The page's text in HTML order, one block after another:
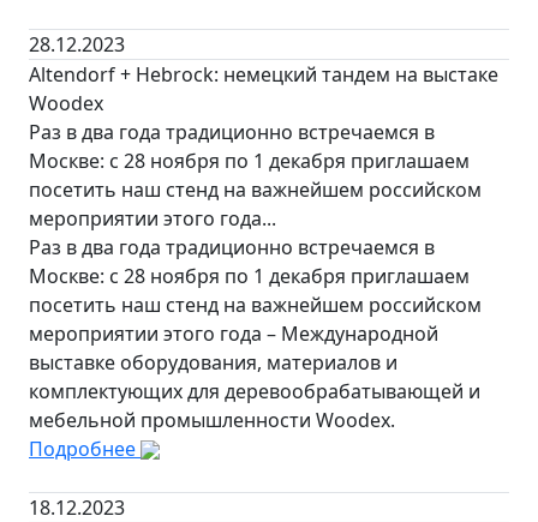
28.12.2023
Altendorf + Hebrock: немецкий тандем на выстаке
Woodex
Раз в два года традиционно встречаемся в
Москве: с 28 ноября по 1 декабря приглашаем
посетить наш стенд на важнейшем российском
мероприятии этого года...
Раз в два года традиционно встречаемся в
Москве: с 28 ноября по 1 декабря приглашаем
посетить наш стенд на важнейшем российском
мероприятии этого года – Международной
выставке оборудования, материалов и
комплектующих для деревообрабатывающей и
мебельной промышленности Woodex.
Подробнее
18.12.2023